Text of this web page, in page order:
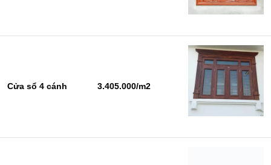
Cửa sổ 4 cánh 3.405.000/m2